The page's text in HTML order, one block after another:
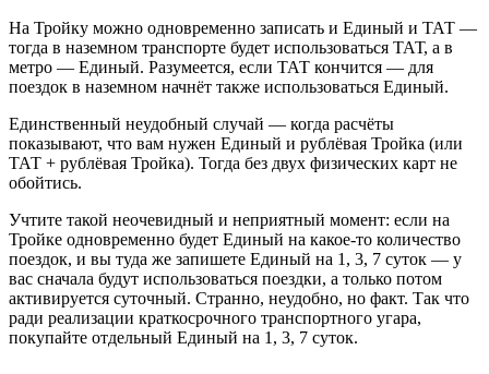
На Тройку можно одновременно записать и Единый и ТАТ —
тогда в наземном транспорте будет использоваться ТАТ, а в
метро — Единый. Разумеется, если ТАТ кончится — для
поездок в наземном начнёт также использоваться Единый.
Единственный неудобный случай — когда расчёты
показывают, что вам нужен Единый и рублёвая Тройка (или
ТАТ + рублёвая Тройка). Тогда без двух физических карт не
обойтись.
Учтите такой неочевидный и неприятный момент: если на
Тройке одновременно будет Единый на какое-то количество
поездок, и вы туда же запишете Единый на 1, 3, 7 суток — у
вас сначала будут использоваться поездки, а только потом
активируется суточный. Странно, неудобно, но факт. Так что
ради реализации краткосрочного транспортного угара,
покупайте отдельный Единый на 1, 3, 7 суток.